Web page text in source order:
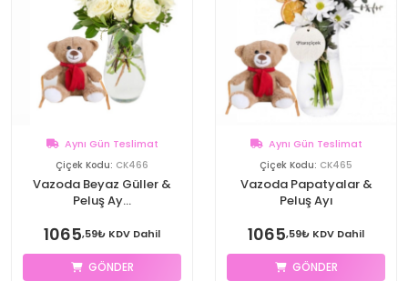
Aynı Gün Teslimat
Çiçek Kodu: CK466
Vazoda Beyaz Güller &
Peluş Ay...
1065,59₺ KDV Dahil
GÖNDER
Aynı Gün Teslimat
Çiçek Kodu: CK465
Vazoda Papatyalar &
Peluş Ayı
1065,59₺ KDV Dahil
GÖNDER